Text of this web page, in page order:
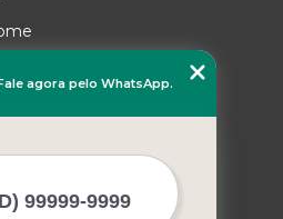
do site
agora pelo WhatsApp.